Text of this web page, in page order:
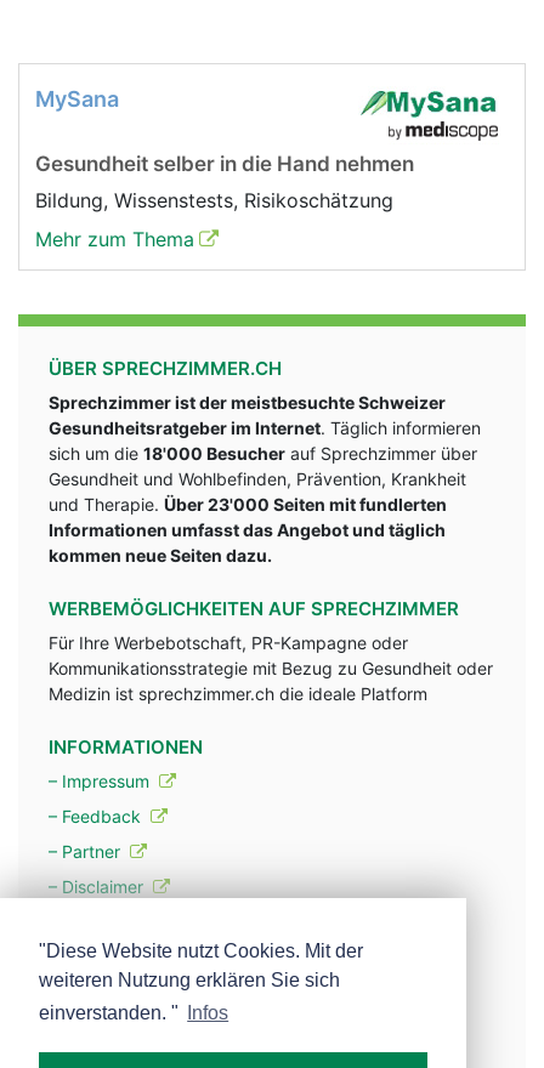
MySana
Gesundheit selber in die Hand nehmen
Bildung, Wissenstests, Risikoschätzung
Mehr zum Thema
ÜBER SPRECHZIMMER.CH
Sprechzimmer ist der meistbesuchte Schweizer
Gesundheitsratgeber im Internet. Täglich informieren
sich um die 18'000 Besucher auf Sprechzimmer über
Gesundheit und Wohlbefinden, Prävention, Krankheit
und Therapie. Über 23'000 Seiten mit fundlerten
Informationen umfasst das Angebot und täglich
kommen neue Seiten dazu.
WERBEMÖGLICHKEITEN AUF SPRECHZIMMER
Für Ihre Werbebotschaft, PR-Kampagne oder
Kommunikationsstrategie mit Bezug zu Gesundheit oder
Medizin ist sprechzimmer.ch die ideale Platform
INFORMATIONEN
– Impressum
– Feedback
– Partner
– Disclaimer
– Werbung
– Mehr über unsere Experten
"Diese Website nutzt Cookies. Mit der
weiteren Nutzung erklären Sie sich
einverstanden. "
Infos